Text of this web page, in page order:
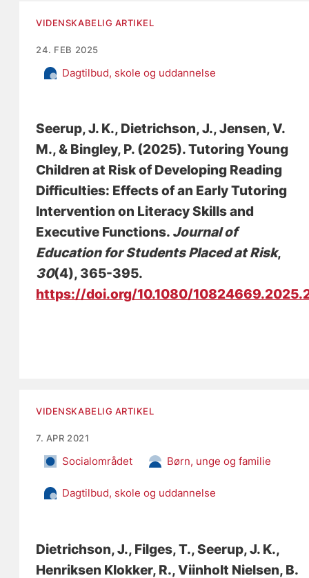
VIDENSKABELIG ARTIKEL
24. FEB 2025
Dagtilbud, skole og uddannelse
Seerup, J. K., Dietrichson, J., Jensen, V.
M., & Bingley, P. (2025).Tutoring Young
Children at Risk of Developing Reading
Difficulties: Effects of an Early Tutoring
Intervention on Literacy Skills and
Executive Functions. Journal of
Education for Students Placed at Risk,
30(4), 365-395.
https://doi.org/10.1080/
VIDENSKABELIG ARTIKEL
7. APR 2021
Socialområdet Børn, unge og familie
Dagtilbud, skole og uddannelse
Dietrichson, J., Filges, T., Seerup, J. K.,
Henriksen Klokker, R., Viinholt Nielsen, B.